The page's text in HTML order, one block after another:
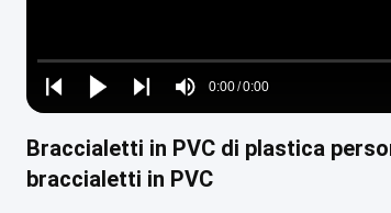
Play
Play
Play
Mute
Time
0:00/0:00
Loaded:
0%
Braccialetti in PVC di plastica
braccialetti in PVC